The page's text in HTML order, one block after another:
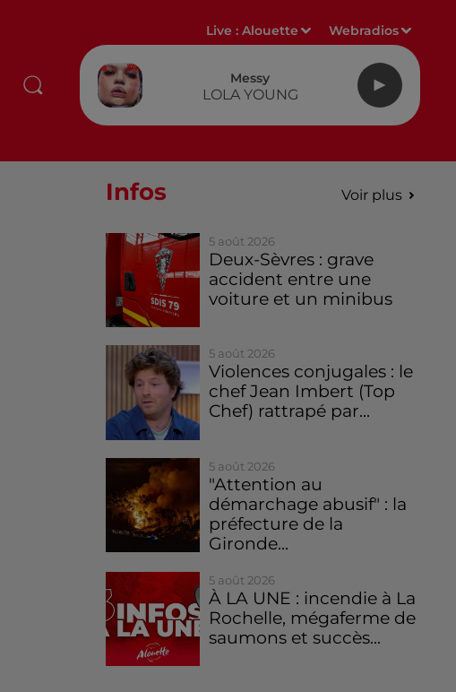
Live :Alouette Webradios
Messy
LOLA YOUNG
Infos Voir plus
5 août 2026
Deux-Sèvres : grave
accident entre une
voiture et un minibus
5 août 2026
Violences conjugales : le
chef Jean Imbert (Top
Chef) rattrapé par...
5 août 2026
"Attention au
démarchage abusif" : la
préfecture de la
Gironde...
5 août 2026
À LA UNE : incendie à La
Rochelle, mégaferme de
saumons et succès...